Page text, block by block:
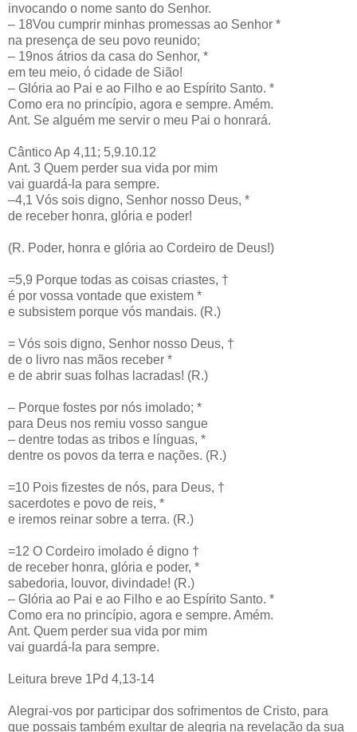
invocando o nome santo do Senhor.
– 18Vou cumprir minhas promessas ao Senhor *
na presença de seu povo reunido;
– 19nos átrios da casa do Senhor, *
em teu meio, ó cidade de Sião!
– Glória ao Pai e ao Filho e ao Espírito Santo. *
Como era no princípio, agora e sempre. Amém.
Ant. Se alguém me servir o meu Pai o honrará.
Cântico Ap 4,11; 5,9.10.12
Ant. 3 Quem perder sua vida por mim
vai guardá-la para sempre.
–4,1 Vós sois digno, Senhor nosso Deus, *
de receber honra, glória e poder!
(R. Poder, honra e glória ao Cordeiro de Deus!)
=5,9 Porque todas as coisas criastes, †
é por vossa vontade que existem *
e subsistem porque vós mandais. (R.)
= Vós sois digno, Senhor nosso Deus, †
de o livro nas mãos receber *
e de abrir suas folhas lacradas! (R.)
– Porque fostes por nós imolado; *
para Deus nos remiu vosso sangue
– dentre todas as tribos e línguas, *
dentre os povos da terra e nações. (R.)
=10 Pois fizestes de nós, para Deus, †
sacerdotes e povo de reis, *
e iremos reinar sobre a terra. (R.)
=12 O Cordeiro imolado é digno †
de receber honra, glória e poder, *
sabedoria, louvor, divindade! (R.)
– Glória ao Pai e ao Filho e ao Espírito Santo. *
Como era no princípio, agora e sempre. Amém.
Ant. Quem perder sua vida por mim
vai guardá-la para sempre.
Leitura breve 1Pd 4,13-14
Alegrai-vos por participar dos sofrimentos de Cristo, para
que possais também exultar de alegria na revelação da sua